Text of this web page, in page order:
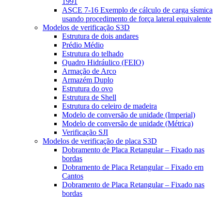
ASCE 7-16 Exemplo de cálculo de carga sísmica
usando procedimento de força lateral equivalente
Modelos de verificação S3D
Estrutura de dois andares
Prédio Médio
Estrutura do telhado
Quadro Hidráulico (FEIO)
Armação de Arco
Armazém Duplo
Estrutura do ovo
Estrutura de Shell
Estrutura do celeiro de madeira
Modelo de conversão de unidade (Imperial)
Modelo de conversão de unidade (Métrica)
Verificação SJI
Modelos de verificação de placa S3D
Dobramento de Placa Retangular – Fixado nas
bordas
Dobramento de Placa Retangular – Fixado em
Cantos
Dobramento de Placa Retangular – Fixado nas
bordas